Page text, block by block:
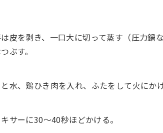
皮を剥き、一口大に切って蒸す（圧力鍋
ぶす。
水、鶏ひき肉を入れ、ふたをして火にか
サーに30～40秒ほどかける。